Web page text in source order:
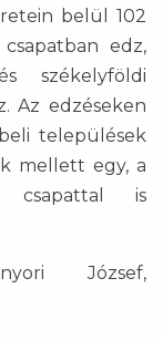
belül 102
edz,
székelyföldi
Az edzéseken
települések
mellett egy, a
csapattal is
József,